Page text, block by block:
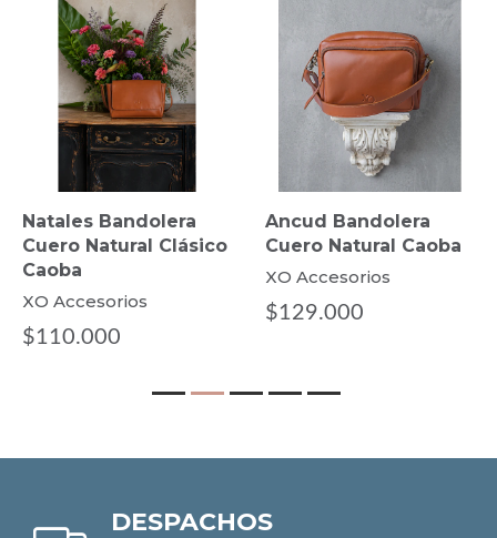
Ancud Bandolera
Cuero Natural Caoba
XO Accesorios
$129.000
Villarrica Bandolera
Cuero Natural Clásico
Caoba
XO Accesorios
DESPACHOS